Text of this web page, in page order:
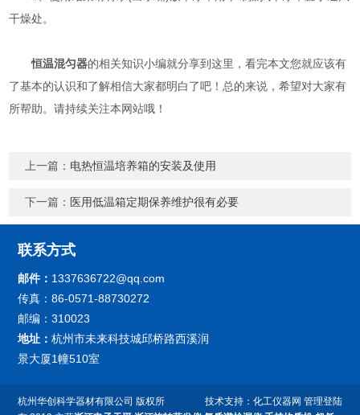
干燥处。
恒温混匀器的相关知识小编就分享到这里，看完本文您就应该有
了基本的认识和了解相信大家都明白了吧！总的来说，希望对大家有
所帮助。请持续关注本网站哦！
上一篇： 电热恒温培养箱的安装及使用
下一篇： 医用低温箱定期保养维护很有必要
联系方式
邮件： 1337636722@qq.com
传真：86-0571-88730272
邮编：310023
地址：杭州市未来科技城邱桥路西溪润
景大厦1幢510室
技术支持： 化工仪器网 管理登陆
杭州华创科学器材有限公司 版权所